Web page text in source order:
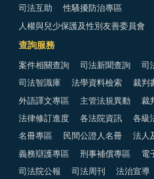
司法互助 性騷擾防治專區
人權與兒少保護及性別友善委員會
查詢服務
案件相關查詢 司法新聞查詢 司
司法智識庫 法學資料檢索 裁判
外語譯文專區 主管法規異動 裁
法律修訂進度 各法院資訊 各級
名冊專區 民間公證人名冊 法人
義務辯護專區 刑事補償專區 電
司法院公報 司法周刊 法治宣導